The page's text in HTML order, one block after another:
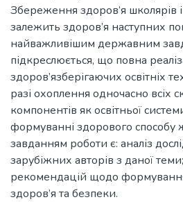
Збереження здоров’я школярів і
залежить здоров’я наступних
найважливішим державним
підкреслюється, що повна
здоров’язберігаючих освітніх
разі охоплення одночасно всіх
компонентів як освітньої
формуванні здорового способу
завданням роботи є: аналіз
зарубіжних авторів з даної
рекомендацій щодо
здоров’я та безпеки.